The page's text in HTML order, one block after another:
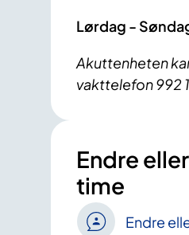
Lørdag -
Akuttenheten
vakttelefon 992
Endre
time
Endre